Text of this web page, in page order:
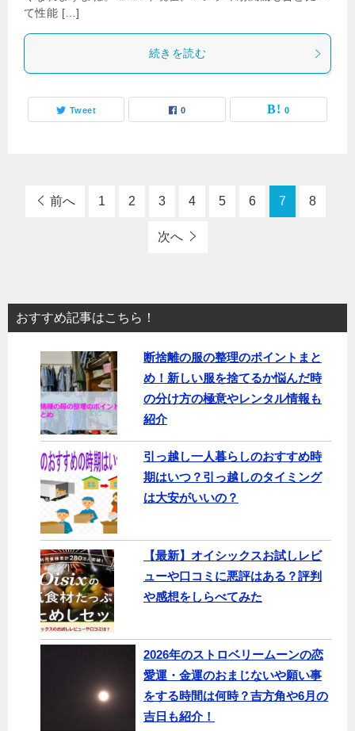
て性能 […]
続きを読む
Tweet 0 0
前へ 1 2 3 4 5 6 7 8
次へ
おすすめ記事はこちら！
断捨離の服の整理のポイントまと
め！新しい服を捨てるか悩んだ時
の分け方の極意やレンタル情報も
紹介
引っ越し一人暮らしのおすすめ時
期はいつ？引っ越しのタイミング
は大安がいいの？
【最新】オイシックスお試しレビ
ューや口コミに悪評はある？評判
や感想をしらべてみた
2026年のストロベリームーンの恋
愛運・金運のおまじないや願い事
をする時間は何時？吉方角や6月の
吉日も紹介！